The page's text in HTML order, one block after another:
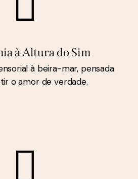
à Altura do Sim
à beira-mar, pensada
o amor de verdade.